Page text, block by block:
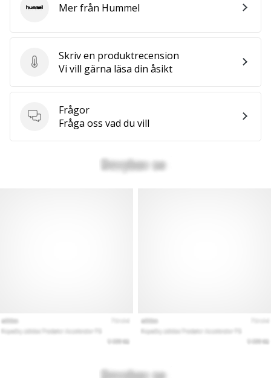
Skriv en produktrecension
Skriv en produktrecension
Vi vill gärna läsa din åsikt
Frågor
Frågor
Fråga oss vad du vill
HummelMer från Hummel